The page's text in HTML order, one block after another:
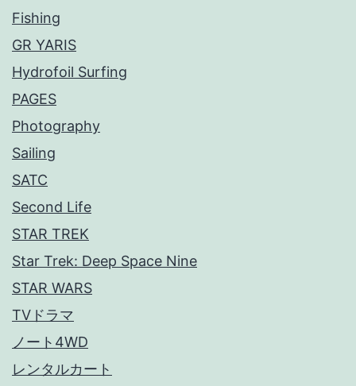
Fishing
GR YARIS
Hydrofoil Surfing
PAGES
Photography
Sailing
SATC
Second Life
STAR TREK
Star Trek: Deep Space Nine
STAR WARS
TVドラマ
ノート4WD
レンタルカート